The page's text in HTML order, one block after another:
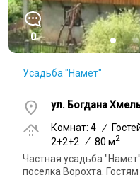
0
Усадьба "Намет"
ул. Богдана
Комнат: 4 /
2+2+2
/ 80 м2
Частная усадьба
поселка Ворохта.